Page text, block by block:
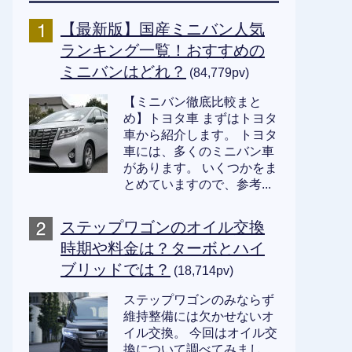
【最新版】国産ミニバン人気
ランキング一覧！おすすめの
ミニバンはどれ？ (84,779pv)
【ミニバン徹底比較まと
め】トヨタ車 まずはトヨタ
車から紹介します。 トヨタ
車には、多くのミニバン車
があります。 いくつかをま
とめていますので、参考...
ステップワゴンのオイル交換
時期や料金は？ターボとハイ
ブリッドでは？ (18,714pv)
ステップワゴンのみならず
維持整備には欠かせないオ
イル交換。 今回はオイル交
換について調べてみまし